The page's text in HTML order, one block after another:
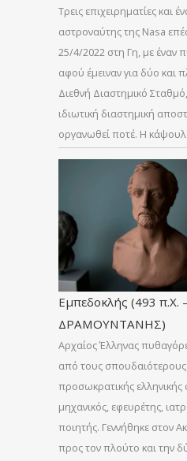
Τρεις επιχειρηματίες και
αστροναύτης της Nasa
25/4/2022 στη Γη, με έναν
αφού έμειναν για δύο και
Διεθνή Διαστημικό
ιδιωτική διαστημική
οργανωθεί ποτέ. Η
Εμπεδοκλής (493 π.Χ.
ΔΡΑΜΟΥΝΤΑΝΗΣ)
Αρχαίος Έλληνας
από τους
προσωκρατικής ελληνικής
μηχανικός, εφευρέτης,
ποιητής. Γεννήθηκε στον
προς τον πλούτο και την